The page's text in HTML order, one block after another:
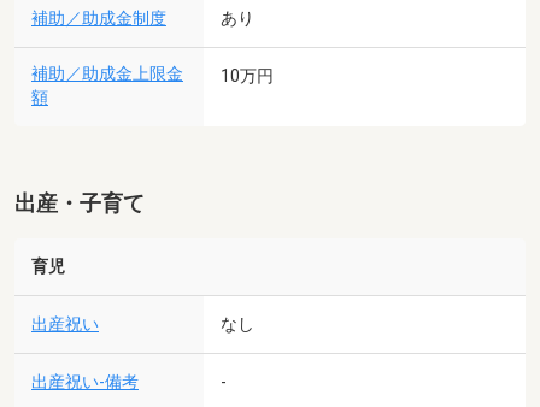
補助／助成金制度 あり
補助／助成金上限金
額
10万円
出産・子育て
育児
出産祝い なし
出産祝い-備考 -